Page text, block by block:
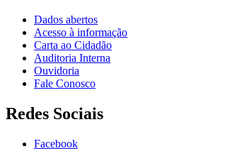
Dados abertos
Acesso à informação
Carta ao Cidadão
Auditoria Interna
Ouvidoria
Fale Conosco
Redes Sociais
Facebook